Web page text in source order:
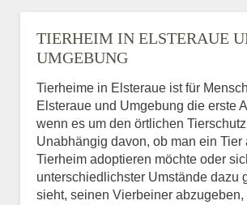
TIERHEIM IN ELSTERAUE
UMGEBUNG
Tierheime in Elsteraue ist für
Elsteraue und Umgebung die erste
wenn es um den örtlichen
Unabhängig davon, ob man ein Tier
Tierheim adoptieren möchte oder
unterschiedlichster Umstände dazu
sieht, seinen Vierbeiner